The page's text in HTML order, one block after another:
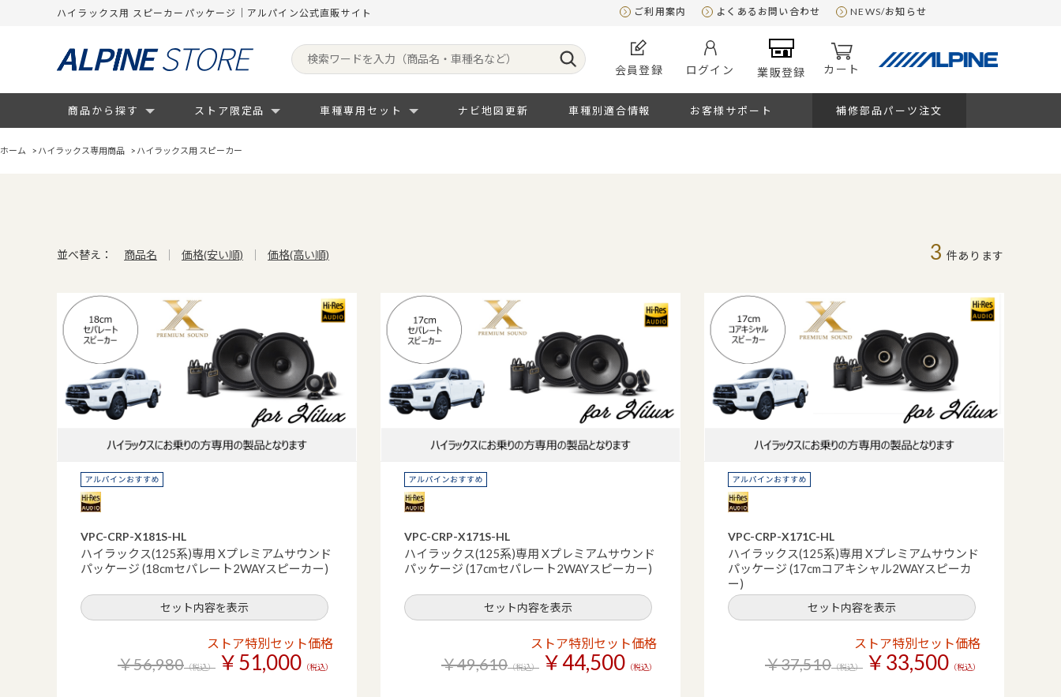
ハイラックス用 スピーカーパッケージ｜アルパイン公式直販サイト ご利用案内 よくあるお問い合わせ NEWS/お知らせ
会員登録 ログイン 業販登録 カート
商品から探す ストア限定品 車種専用セット ナビ地図更新 車種別適合情報 お客様サポート 補修部品パーツ注文
ホーム > ハイラックス専用商品 > ハイラックス用 スピーカー
並べ替え： 商品名 価格(安い順) 価格(高い順) 3 件あります
VPC-CRP-X181S-HL
ハイラックス(125系)専用 Xプレミアムサウンド
パッケージ (18cmセパレート2WAYスピーカー)
セット内容を表示
ストア特別セット価格
￥56,980（税込） ￥51,000 （税込）
VPC-CRP-X171S-HL
ハイラックス(125系)専用 Xプレミアムサウンド
パッケージ (17cmセパレート2WAYスピーカー)
セット内容を表示
ストア特別セット価格
￥49,610（税込） ￥44,500 （税込）
VPC-CRP-X171C-HL
ハイラックス(125系)専用 Xプレミアムサウンド
パッケージ (17cmコアキシャル2WAYスピーカ
ー)
セット内容を表示
ストア特別セット価格
￥37,510（税込） ￥33,500 （税込）